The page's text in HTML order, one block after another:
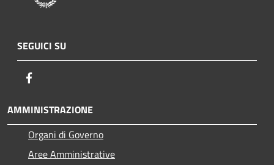
SEGUICI SU
AMMINISTRAZIONE
Organi di Governo
Aree Amministrative